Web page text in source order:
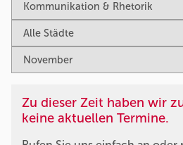
Zu dieser Zeit haben wir
keine aktuellen Termine.